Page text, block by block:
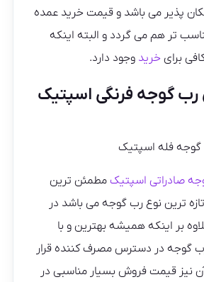
پذیر می باشد و قیمت خرید عمده
تر هم می گردد و البته اینکه
برایخرید وجود دارد.
گوجه فرنگی اسپتیک
صادراتی اسپتیک مطمئن ترین
ترین نوع رب گوجه می باشد در
بر اینکه همیشه بهترین و با
گوجه در دسترس مصرف کننده قرار
نیز قیمت فروش بسیار مناسبی در